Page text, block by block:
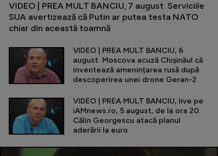
VIDEO | PREA MULT BANCIU, 7 august. Serviciile
SUA avertizează că Putin ar putea testa NATO
chiar din această toamnă
VIDEO | PREA MULT BANCIU, 6
august. Moscova acuză Chișinăul că
inventează amenințarea rusă după
descoperirea unei drone Geran-2
VIDEO | PREA MULT BANCIU, live pe
iAMnews.ro, 5 august, de la ora 20.
Călin Georgescu atacă planul
aderării la euro